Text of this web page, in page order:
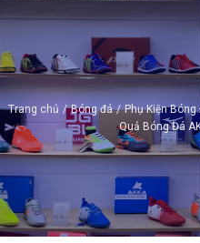
Trang chủ / Bóng đá / Phụ Kiện Bóng
Quả Bóng Đá